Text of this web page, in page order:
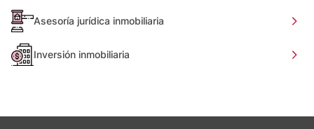
Asesoría jurídica inmobiliaria
Inversión inmobiliaria